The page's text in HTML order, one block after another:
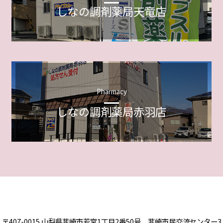
しなの調剤薬局天竜店
Pharmacy
しなの調剤薬局赤羽店